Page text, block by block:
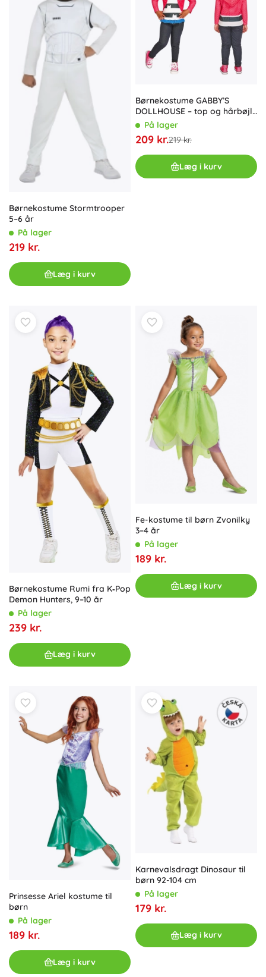
Børnekostume Stormtrooper
5–6 år
På lager
219 kr.
Læg i kurv
Børnekostume GABBY’S
DOLLHOUSE – top og hårbøjle
med katteører (98–104 cm, 3–4
På lager
209 kr.219 kr.
Læg i kurv
Børnekostume Rumi fra K‑Pop
Demon Hunters, 9–10 år
På lager
239 kr.
Læg i kurv
Fe-kostume til børn Zvonilky
3–4 år
På lager
189 kr.
Læg i kurv
Prinsesse Ariel kostume til
børn
På lager
189 kr.
Læg i kurv
Karnevalsdragt Dinosaur til
børn 92-104 cm
På lager
179 kr.
Læg i kurv